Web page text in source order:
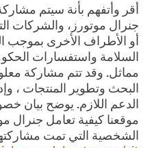
أقر وأتفهم بأنة سيتم
جنرال موتورز، والشركات
أو الأطراف الأخرى بموجب
السلامة واستفسارات
مماثل. وقد تتم مشاركة
البحث وتطوير المنتجات ،
الدعم اللازم. يوضح بيان
موقعنا كيفية تعامل جنرال
الشخصية التي تمت